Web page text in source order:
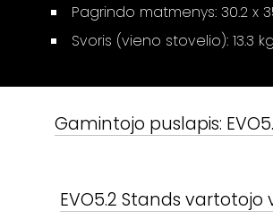
Pagrindo matmenys: 30.2 x
Svoris (vieno stovelio): 13.3 kg
Gamintojo puslapis:
EVO5.2 Stands vartotojo